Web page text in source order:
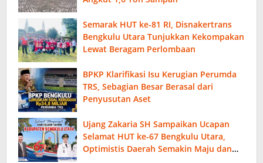
Semarak HUT ke-81 RI, Disnakertrans
Bengkulu Utara Tunjukkan Kekompakan
Lewat Beragam Perlombaan
BPKP Klarifikasi Isu Kerugian Perumda
TRS, Sebagian Besar Berasal dari
Penyusutan Aset
Ujang Zakaria SH Sampaikan Ucapan
Selamat HUT ke-67 Bengkulu Utara,
Optimistis Daerah Semakin Maju dan